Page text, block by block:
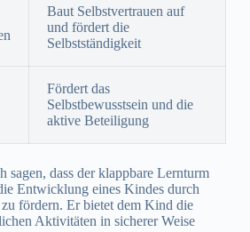
Baut Selbstvertrauen auf
und fördert die
Selbstständigkeit
Fördert das
Selbstbewusstsein und die
aktive Beteiligung
sagen, dass der klappbare Lernturm
Entwicklung eines Kindes durch
fördern. Er bietet dem Kind die
Aktivitäten in sicherer Weise